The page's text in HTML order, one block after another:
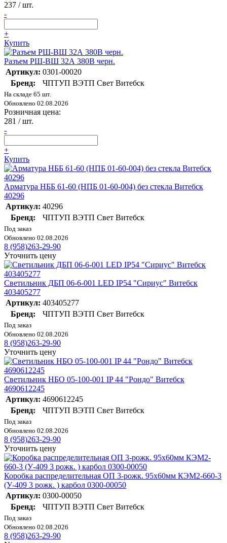
237 / шт.
-
+
Купить
Разъем РШ-ВШ 32А 380В черн.
Артикул: 0301-00020
Бренд:
ЧПТУП ВЭТП Свет Витебск
На складе 65 шт.
Обновлено 02.08.2026
Розничная цена:
281 / шт.
-
+
Купить
Арматура НББ 61-60 (НПБ 01-60-004) без стекла Витебск
40296
Артикул: 40296
Бренд:
ЧПТУП ВЭТП Свет Витебск
Под заказ
Обновлено 02.08.2026
8 (958)263-29-90
Уточнить цену
Светильник ДБП 06-6-001 LED IP54 "Сириус" Витебск
403405277
Артикул: 403405277
Бренд:
ЧПТУП ВЭТП Свет Витебск
Под заказ
Обновлено 02.08.2026
8 (958)263-29-90
Уточнить цену
Светильник НБО 05-100-001 IP 44 "Рондо" Витебск
4690612245
Артикул: 4690612245
Бренд:
ЧПТУП ВЭТП Свет Витебск
Под заказ
Обновлено 02.08.2026
8 (958)263-29-90
Уточнить цену
Коробка распределительная ОП 3-рожк. 95х60мм КЭМ2-660-3
(У-409 3 рожк. ) карбол 0300-00050
Артикул: 0300-00050
Бренд:
ЧПТУП ВЭТП Свет Витебск
Под заказ
Обновлено 02.08.2026
8 (958)263-29-90